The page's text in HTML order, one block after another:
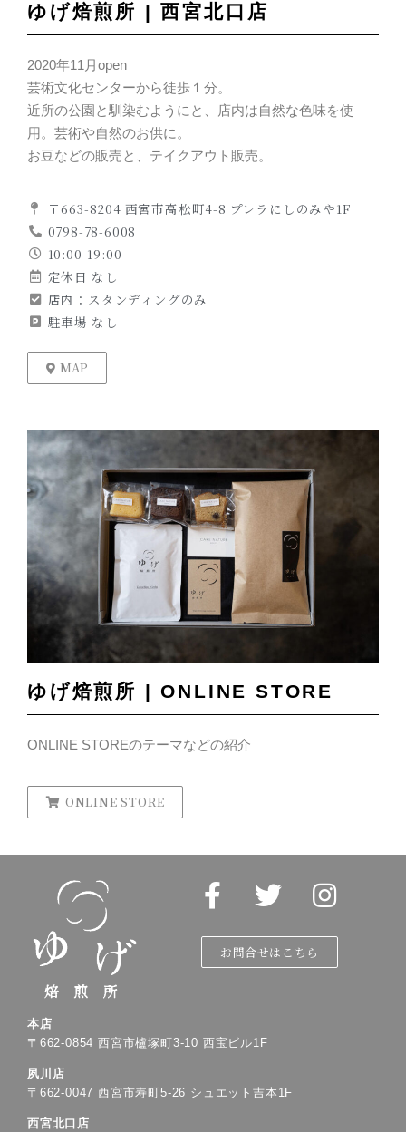
ゆげ焙煎所 | 西宮北口店
2020年11月open
芸術文化センターから徒歩１分。
近所の公園と馴染むようにと、店内は自然な色味を使
用。芸術や自然のお供に。
お豆などの販売と、テイクアウト販売。
〒663-8204 西宮市高松町4-8 プレラにしのみや1F
0798-78-6008
10:00-19:00
定休日 なし
店内：スタンディングのみ
駐車場 なし
MAP
ゆげ焙煎所 | ONLINE STORE
ONLINE STOREのテーマなどの紹介
ONLINE STORE
お問合せはこちら
本店
〒 662-0854 西宮市櫨塚町 3-10 西宝ビル1F
夙川店
〒 662-0047 西宮市寿町5-26 シュエット吉本 1F
西宮北口店